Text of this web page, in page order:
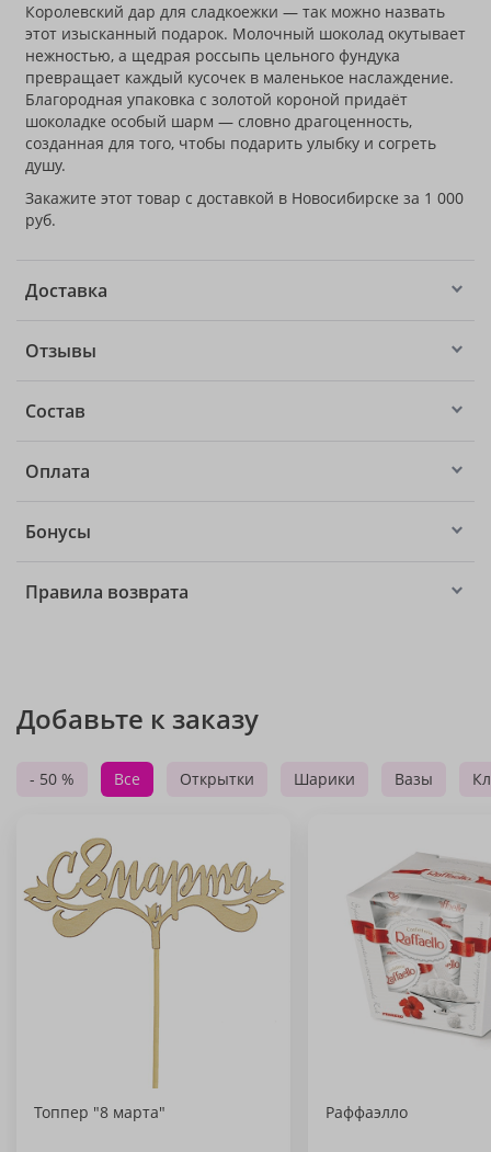
Королевский дар для сладкоежки — так можно назвать
этот изысканный подарок. Молочный шоколад окутывает
нежностью, а щедрая россыпь цельного фундука
превращает каждый кусочек в маленькое наслаждение.
Благородная упаковка с золотой короной придаёт
шоколадке особый шарм — словно драгоценность,
созданная для того, чтобы подарить улыбку и согреть
душу.
Закажите этот товар с доставкой в Новосибирске за 1 000
руб.
Доставка
Отзывы
Состав
Оплата
Бонусы
Правила возврата
Добавьте к заказу
- 50 % Все Открытки Шарики Вазы
Топпер "8 марта" Раффаэлло